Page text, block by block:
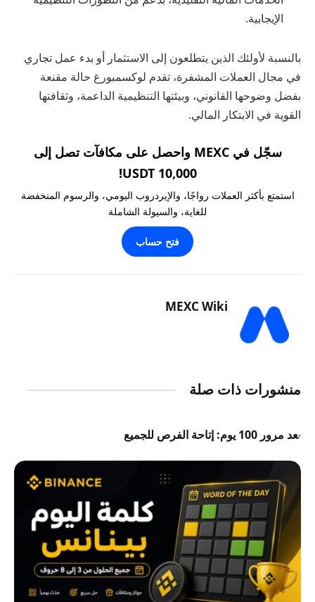
الإيجابية.
بالنسبة لأولئك الذين يتطلعون إلى الاستثمار أو بدء عمل تجاري
في مجال العملات المشفرة، تقدم لوكسمبورغ حالة مقنعة
بفضل وضوحها القانوني، وبيئتها التنظيمية الداعمة، وثقافتها
القوية في الابتكار المالي.
سجّل في MEXC واحصل على مكافآت تصل إلى
10,000 USDT!
استمتع بأكثر العملات رواجًا، والإيردروب اليومي، والرسوم المنخفضة
للغاية، والسيولة الشاملة
فتح حساب
MEXC Wiki
منشورات ذات صلة
بعد مرور 100 يوم: إتاحة الفرص للجميع